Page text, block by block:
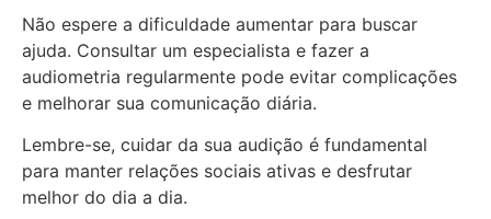
Não espere a dificuldade aumentar para buscar
ajuda. Consultar um especialista e fazer a
audiometria regularmente pode evitar complicações
e melhorar sua comunicação diária.
Lembre-se, cuidar da sua audição é fundamental
para manter relações sociais ativas e desfrutar
melhor do dia a dia.